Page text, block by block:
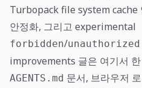
Turbopack file system
안정화, 그리고 experimental
forbidden/unauthorized
improvements 글은 여기서
AGENTS.md 문서, 브라우저